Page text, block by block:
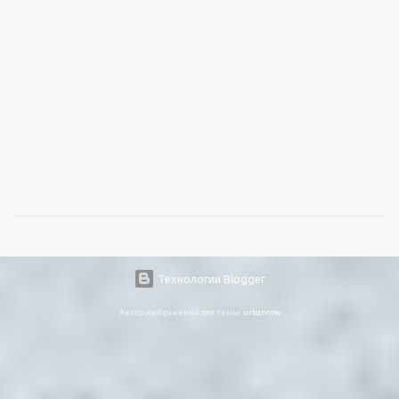
Технологии Blogger
Автор изображений для темы: urbancow